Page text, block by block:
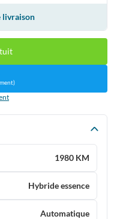
livraison
1980 KM
Hybride essence
Automatique